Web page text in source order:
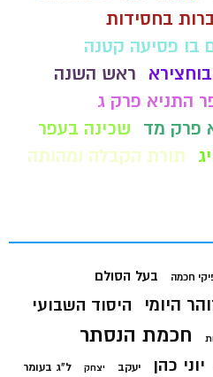
בחסידות
בו פסיעה קטנה
ראש השנה
התניא פרק ג
פרק מד
שכינה בעפר
תורת הקבלה ומהותה
חכמה בעל הסולם
היומי היסוד השבועי
חכמת הנסתר
יוני כהן יעקב יצחק ל"ג בעומר